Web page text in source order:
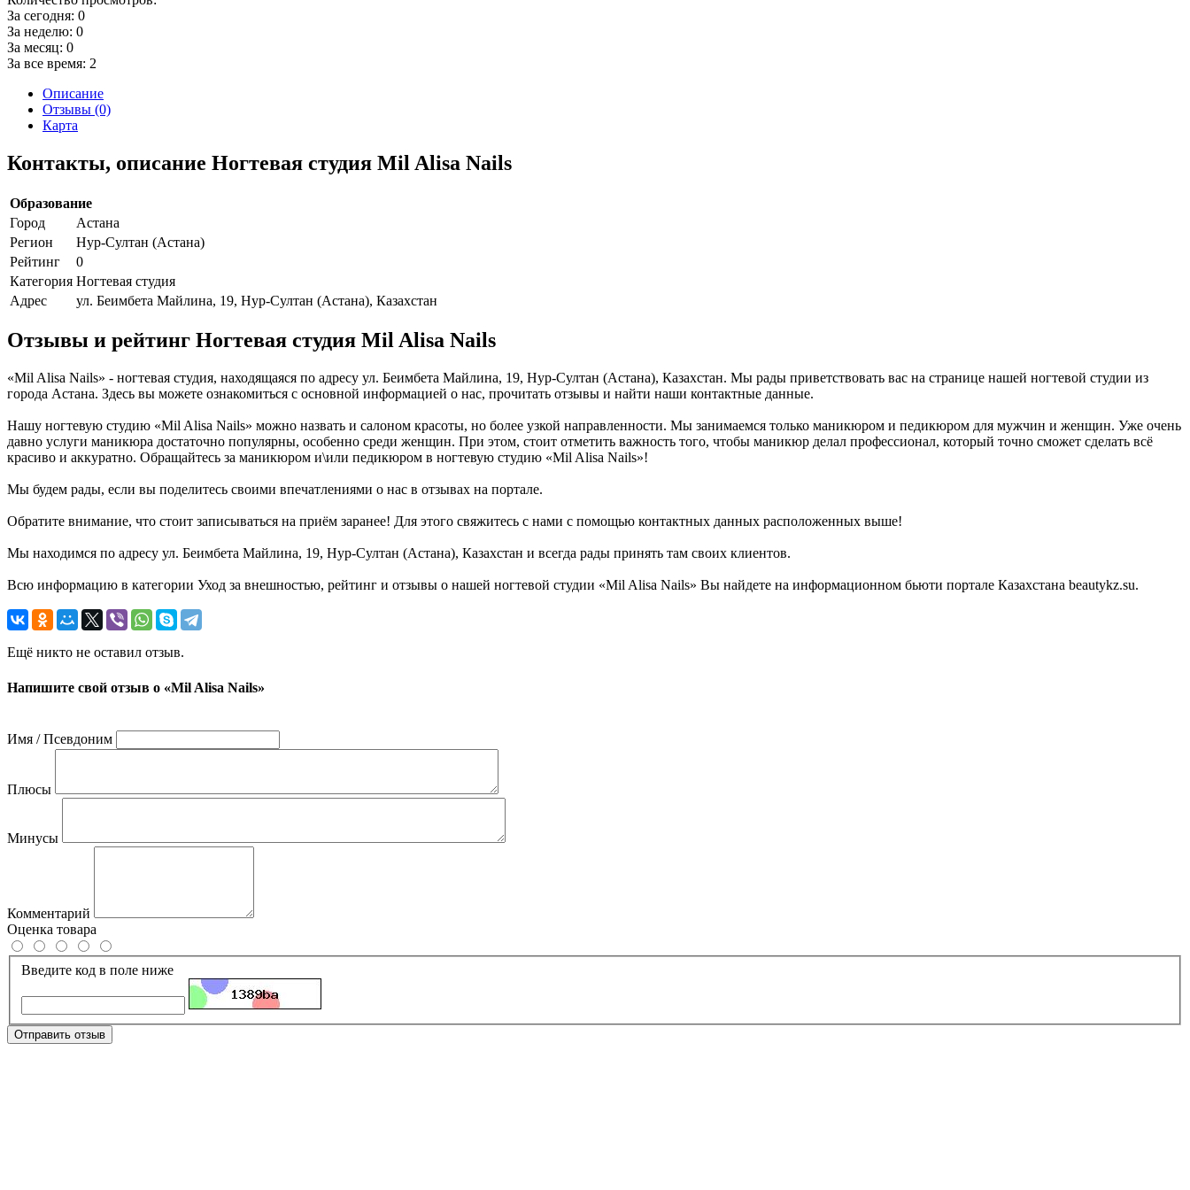
За сегодня: 0
За неделю: 0
За месяц: 0
За все время: 2
Описание
Отзывы (0)
Карта
Контакты, описание Ногтевая студия Mil Alisa Nails
Образование
Город
Астана
Регион
Нур-Султан (Астана)
Рейтинг
0
Категория Ногтевая студия
Адрес
ул. Беимбета Майлина, 19, Нур-Султан (Астана), Казахстан
Отзывы и рейтинг Ногтевая студия Mil Alisa Nails
«Mil Alisa Nails» - ногтевая студия, находящаяся по адресу ул. Беимбета Майлина, 19, Нур-Султан (Астана), Казахстан. Мы рады приветствовать вас на странице нашей ногтевой студии из
города Астана. Здесь вы можете ознакомиться с основной информацией о нас, прочитать отзывы и найти наши контактные данные.
Нашу ногтевую студию «Mil Alisa Nails» можно назвать и салоном красоты, но более узкой направленности. Мы занимаемся только маникюром и педикюром для мужчин и женщин. Уже очень
давно услуги маникюра достаточно популярны, особенно среди женщин. При этом, стоит отметить важность того, чтобы маникюр делал профессионал, который точно сможет сделать всё
красиво и аккуратно. Обращайтесь за маникюром и\или педикюром в ногтевую студию «Mil Alisa Nails»!
Мы будем рады, если вы поделитесь своими впечатлениями о нас в отзывах на портале.
Обратите внимание, что стоит записываться на приём заранее! Для этого свяжитесь с нами с помощью контактных данных расположенных выше!
Мы находимся по адресу ул. Беимбета Майлина, 19, Нур-Султан (Астана), Казахстан и всегда рады принять там своих клиентов.
Всю информацию в категории Уход за внешностью, рейтинг и отзывы о нашей ногтевой студии «Mil Alisa Nails» Вы найдете на информационном бьюти портале Казахстана beautykz.su.
Ещё никто не оставил отзыв.
Напишите свой отзыв о «Mil Alisa Nails»
Имя / Псевдоним
Плюсы
Минусы
Комментарий
Оценка товара
Введите код в поле ниже
Отправить отзыв